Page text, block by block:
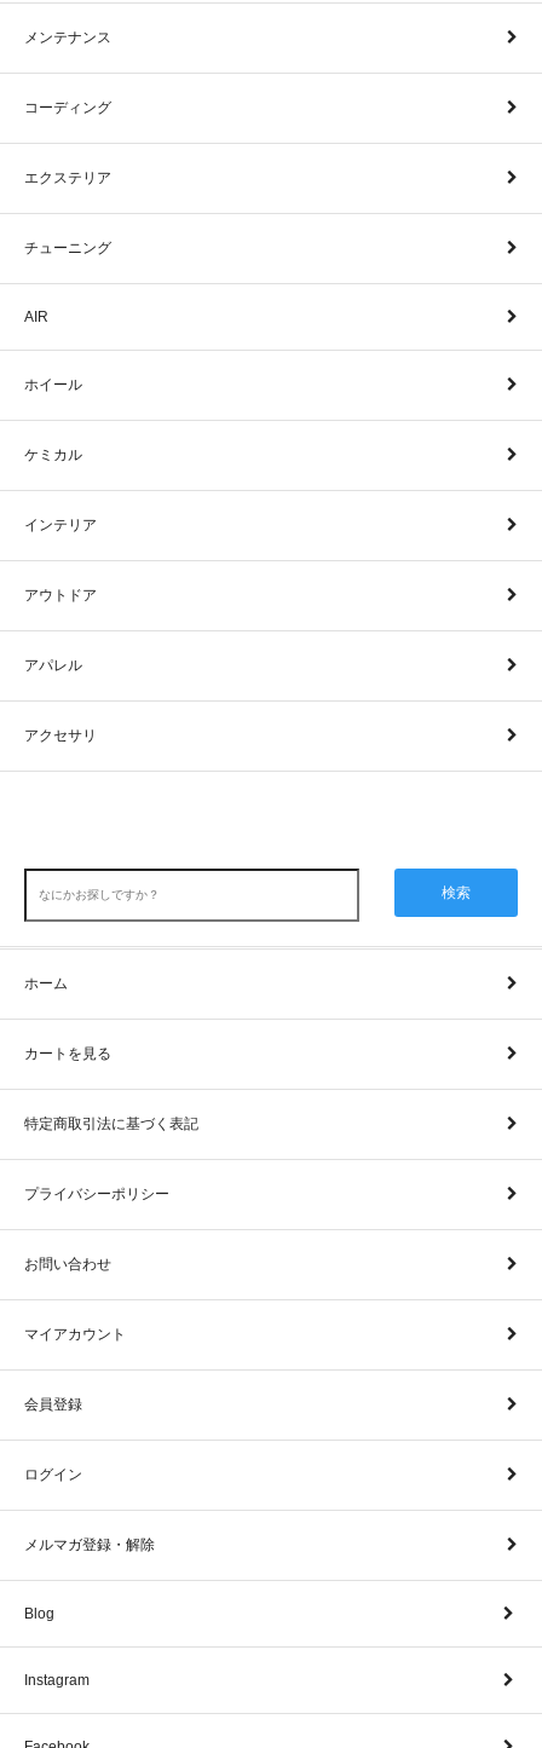
メンテナンス
コーディング
エクステリア
チューニング
AIR
ホイール
ケミカル
インテリア
アウトドア
アパレル
アクセサリ
検索
ホーム
カートを見る
特定商取引法に基づく表記
プライバシーポリシー
お問い合わせ
マイアカウント
会員登録
ログイン
メルマガ登録・解除
Blog
Instagram